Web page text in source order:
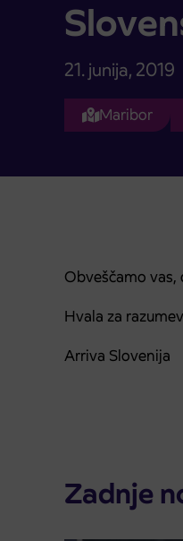
21. junija, 2019
Maribor
Obveščamo vas,
Hvala za
Arriva Slovenija
Zadnje